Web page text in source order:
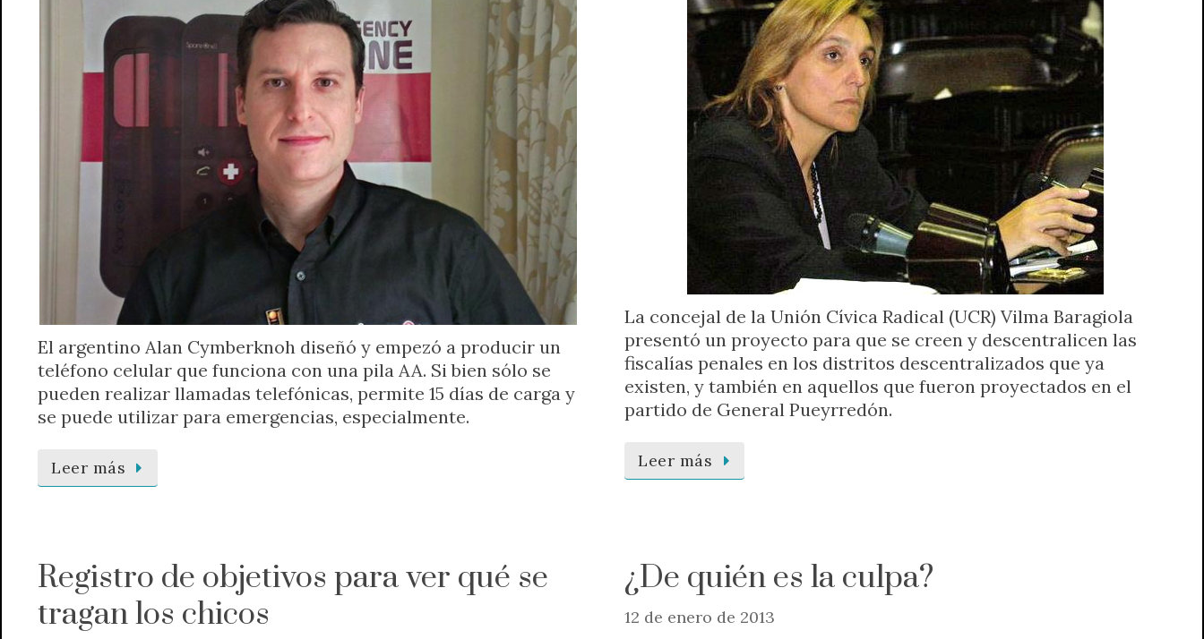
El argentino Alan Cymberknoh diseñó y empezó a producir un
teléfono celular que funciona con una pila AA. Si bien sólo se
pueden realizar llamadas telefónicas, permite 15 días de carga y
se puede utilizar para emergencias, especialmente.
Leer más
La concejal de la Unión Cívica Radical (UCR) Vilma Baragiola
presentó un proyecto para que se creen y descentralicen las
fiscalías penales en los distritos descentralizados que ya
existen, y también en aquellos que fueron proyectados en el
partido de General Pueyrredón.
Leer más
Registro de objetivos para ver qué se
tragan los chicos
¿De quién es la culpa?
12 de enero de 2013